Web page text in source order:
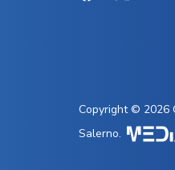
Copyright © 2026
Salerno.